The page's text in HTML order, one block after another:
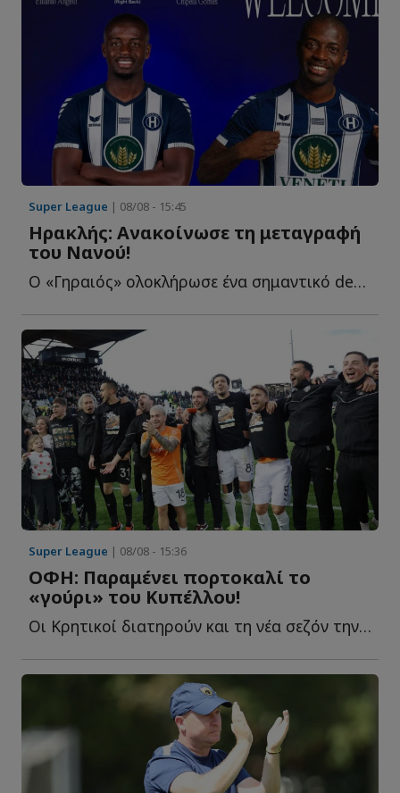
Super League | 08/08 - 15:45
Ηρακλής: Ανακοίνωσε τη μεταγραφή
του Νανού!
Ο «Γηραιός» ολοκλήρωσε ένα σημαντικό deal, αποκτώντας τ...
Super League | 08/08 - 15:36
ΟΦΗ: Παραμένει πορτοκαλί το
«γούρι» του Κυπέλλου!
Οι Κρητικοί διατηρούν και τη νέα σεζόν την πορτοκαλί ε...